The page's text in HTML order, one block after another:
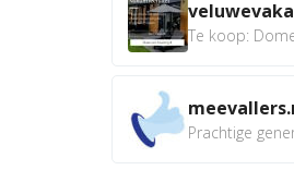
Te koop:
Prachtige